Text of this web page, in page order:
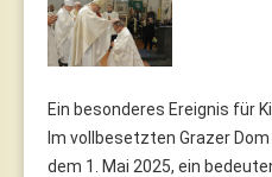
Ein besonderes Ereignis für
Im vollbesetzten Grazer
dem 1. Mai 2025, ein